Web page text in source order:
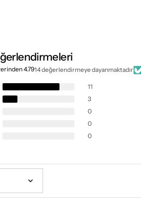
4.7914 değerlendirmeye dayanmaktadır
11
3
0
0
0